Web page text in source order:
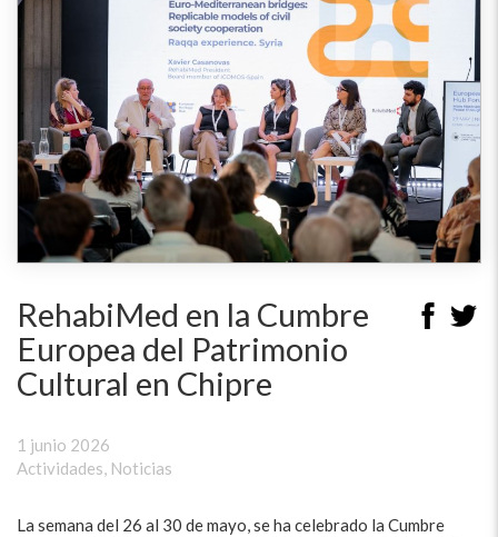
RehabiMed en la Cumbre
Europea del Patrimonio
Cultural en Chipre
1 junio 2026
Actividades, Noticias
La semana del 26 al 30 de mayo, se ha celebrado la Cumbre